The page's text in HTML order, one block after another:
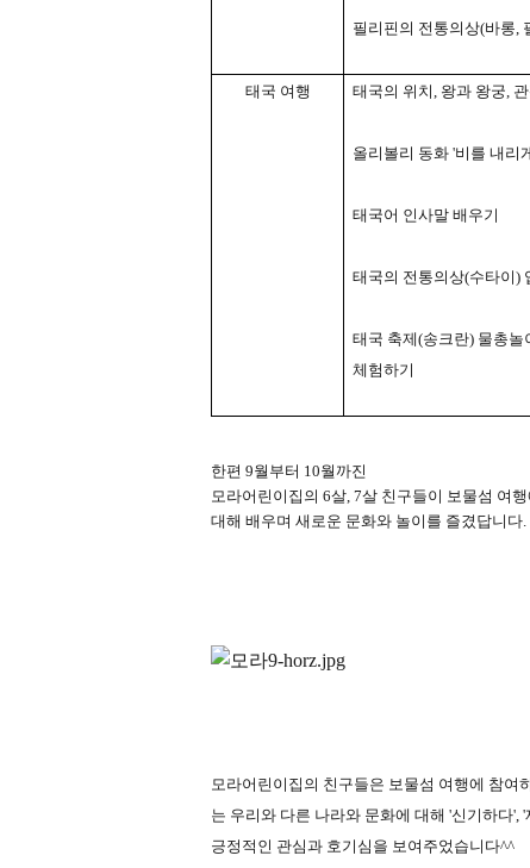
필리핀의 전통의상(바롱
태국 여행 태국의 위치 왕과 왕궁
올리볼리 동화 '비를 내리
태국어 인사말 배우기
태국의 전통의상(수타이)
태국 축제(송크란) 물총놀
체험하기
한편 9월부터 10월까진
모라어린이집의 6살, 7살 친구들이 보물섬 여
대해 배우며 새로운 문화와 놀이를 즐겼답니다.
모라어린이집의 친구들은 보물섬 여행에 참여
는 우리와 다른 나라와 문화에 대해'신기하다', '
긍정적인 관심과 호기심을 보여주었습니다^^